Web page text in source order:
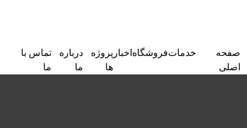
صفحه
اصلی
خدماتفروشگاه اخبار پروژه
ها
درباره
ما
تماس با
ما